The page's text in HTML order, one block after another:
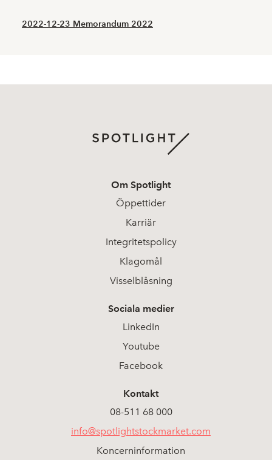
2022-12-23 Memorandum 2022
Om Spotlight
Öppettider
Karriär
Integritetspolicy
Klagomål
Visselblåsning
Sociala medier
LinkedIn
Youtube
Facebook
Kontakt
08-511 68 000
info@spotlightstockmarket.com
Koncerninformation